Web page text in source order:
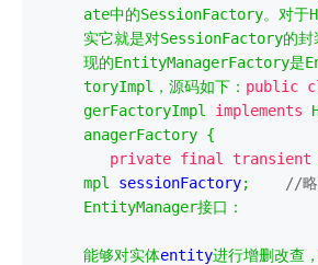
ate中的SessionFactory。对于
实它就是对SessionFactory的封
现的EntityManagerFactory是
toryImpl ，源码如下： public
gerFactoryImpl
implements
anagerFactory {
private final transient
mpl
sessionFactory;
//
EntityManager接口：
能够对实体entity进行增删改查